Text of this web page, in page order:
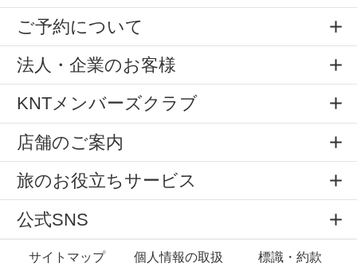
ご予約について
法人・企業のお客様
KNTメンバーズクラブ
店舗のご案内
旅のお役立ちサービス
公式SNS
サイトマップ 個人情報の取扱 標識・約款